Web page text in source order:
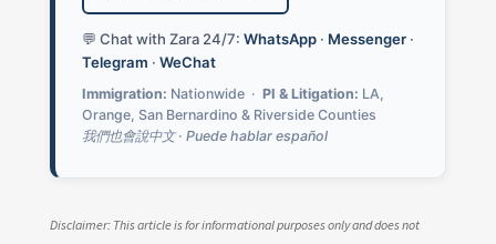
💬 Chat with Zara 24/7: WhatsApp· Messenger·
Telegram · WeChat
Immigration: Nationwide · PI & Litigation: LA,
Orange, San Bernardino & Riverside Counties
我們也會說中文 · Puede hablar español
Disclaimer: This article is for informational purposes only and does not